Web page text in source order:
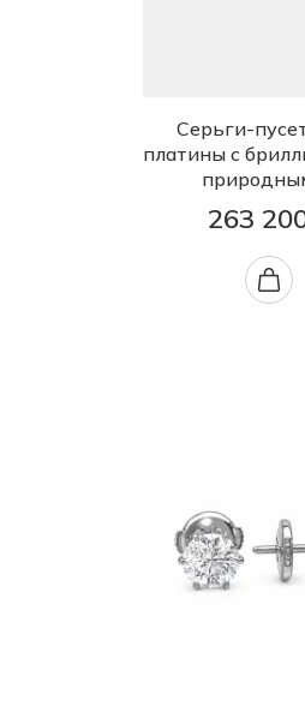
Серьги-
платины с
263